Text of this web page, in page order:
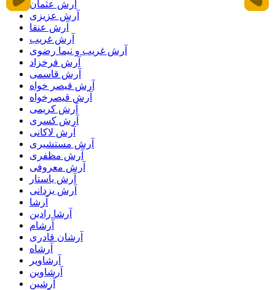
آرش عثمان
آرش عزیزی
آرش عنقا
آرش غریب
آرش غریب و نیما رضوی
آرش فرخزاد
آرش قاسمی
آرش قیصر خواه
آرش قیصرخواه
آرش کریمی
آرش کسری
آرش لاکانی
آرش مستشیری
آرش مظفری
آرش معروفی
آرش یاستار
آرش یزدانی
آرشا
آرشا رادین
آرشام
آرشان قادری
آرشاه
آرشاویر
آرشاوین
آرشین